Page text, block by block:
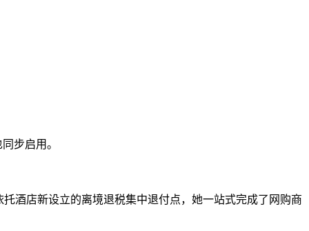
步启用。
酒店新设立的离境退税集中退付点，她一站式完成了网购商